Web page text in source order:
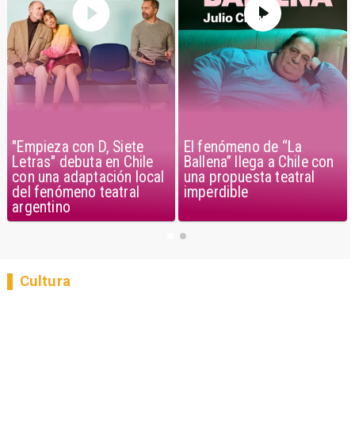
El fenómeno de “La
Ballena” llega a Chile con
una propuesta teatral
imperdible
"Empieza con D, Siete
Letras" debuta en Chile
con una adaptación local
del fenómeno teatral
Cultura